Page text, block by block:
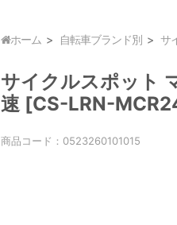
ホーム 自転車ブランド別 サ
サイクルスポット
速 [CS-LRN-
商品コード： 0523260101015